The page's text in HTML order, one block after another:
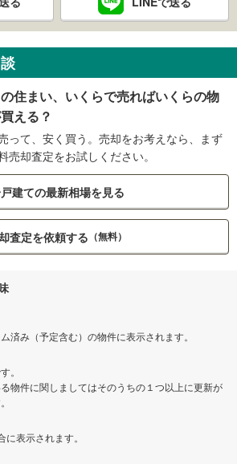
住まい、いくらで売ればいくらの物
える？
って、安く買う。売却をお考えなら、まず
売却査定をお試しください。
建ての最新相場を見る
査定を依頼する （無料）
済み（予定含む）の物件に表示されます。
。
物件に関しましてはそのうちの１つ以上に更新が
表示されます。